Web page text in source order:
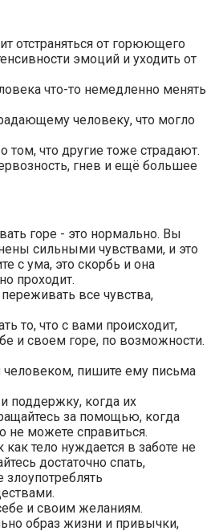
отстраняться от горюющего
эмоций и уходить от
что-то немедленно менять
человеку, что могло
том, что другие тоже страдают.
гнев и ещё большее
горе - это нормально. Вы
сильными чувствами, и это
с ума, это скорбь и она
проходит.
все чувства,
то, что с вами происходит,
и своем горе, по возможности.
пишите ему письма
поддержку, когда их
за помощью, когда
не можете справиться.
как тело нуждается в заботе не
достаточно спать,
злоупотреблять
и своим желаниям.
образ жизни и привычки,